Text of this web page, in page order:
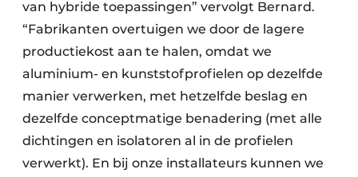
van hybride toepassingen” vervolgt Bernard.
“Fabrikanten overtuigen we door de lagere
productiekost aan te halen, omdat we
aluminium- en kunststofprofielen op dezelfde
manier verwerken, met hetzelfde beslag en
dezelfde conceptmatige benadering (met alle
dichtingen en isolatoren al in de profielen
verwerkt). En bij onze installateurs kunnen we